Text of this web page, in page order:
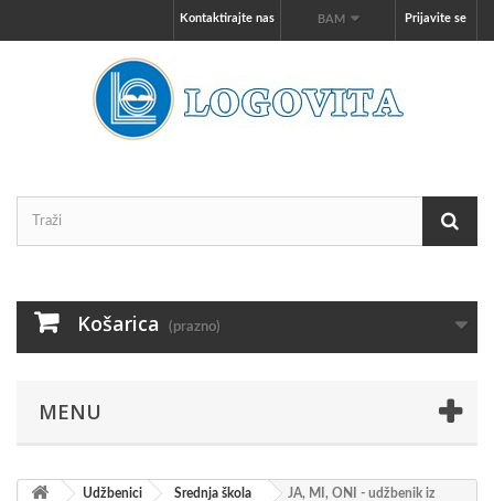
Prijavite se
BAM
Kontaktirajte nas
Košarica (prazno)
MENU
Udžbenici Srednja škola JA, MI, ONI - udžbenik iz